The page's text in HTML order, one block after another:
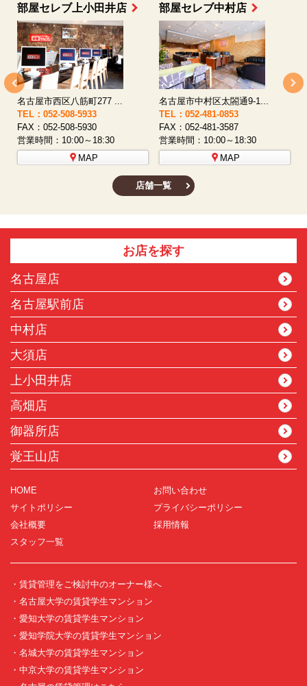
部屋セレブ名古屋駅前...
名古屋市中村区名駅2丁目3...
TEL：052-551-8530
FAX：052-551-3585
営業時間：10:00～18:30
MAP
部屋セレブ名古屋店
名古屋市中村区椿町8-15
TEL：052-459-5959
FAX：052-459-5955
営業時間：10:00～18:30
MAP
店舗一覧
お店を探す
名古屋店
名古屋駅前店
中村店
大須店
上小田井店
高畑店
御器所店
覚王山店
HOME
お問い合わせ
サイトポリシー
プライバシーポリシー
会社概要
採用情報
スタッフ一覧
・賃貸管理をご検討中のオーナー様へ
・名古屋大学の賃貸学生マンション
・愛知大学の賃貸学生マンション
・愛知学院大学の賃貸学生マンション
・名城大学の賃貸学生マンション
・中京大学の賃貸学生マンション